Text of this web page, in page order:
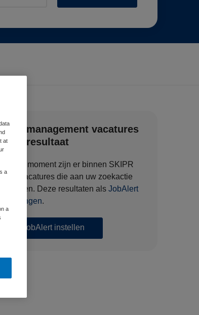
Zorgmanagement vacatures
zoekresultaat
Op dit moment zijn er binnen SKIPR
127 vacatures die aan uw zoekactie
voldoen. Deze resultaten als JobAlert
ontvangen.
JobAlert instellen
at
a
a